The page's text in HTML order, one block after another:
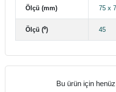
Ölçü (mm) 75 x
Ölçü (⁰) 45
Bu ürün için